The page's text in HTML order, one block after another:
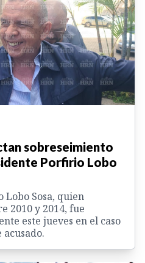
sobreseimiento
Porfirio Lobo
Sosa, quien
2010 y 2014, fue
este jueves en el caso